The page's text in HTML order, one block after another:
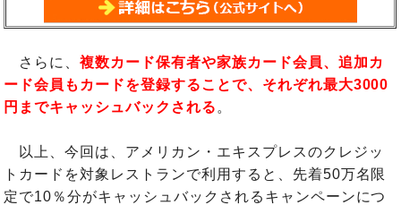
さらに、複数カード保有者や家族カード会員、追加カ
ード会員もカードを登録することで、それぞれ最大3000
円までキャッシュバックされる 。
以上、今回は、アメリカン・エキスプレスのクレジッ
トカードを対象レストランで利用すると、先着50万名限
定で10％分がキャッシュバックされるキャンペーンにつ